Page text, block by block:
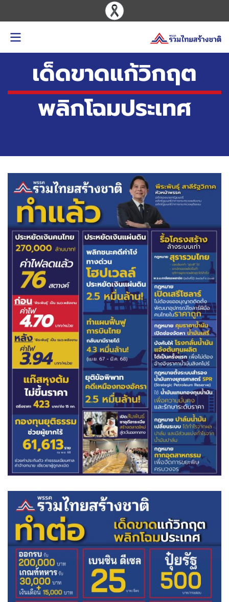
เด็ดขาดแก้วิกฤต
พลิกโฉมประเทศ